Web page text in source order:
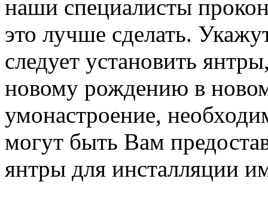
наши специалисты
это лучше сделать.
следует установить
новому рождению в
умонастроение,
могут быть Вам
янтры для инсталляции